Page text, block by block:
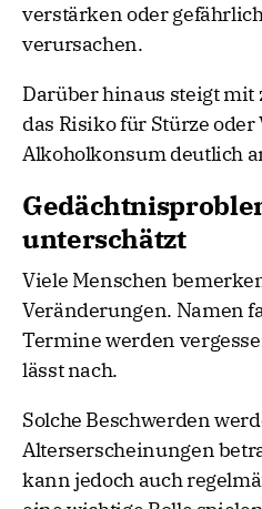
verstärken oder
verursachen.
Darüber hinaus steigt
das Risiko für Stürze
Alkoholkonsum deutlich
unterschätzt
Viele Menschen
Veränderungen. Namen
Termine werden
lässt nach.
Solche Beschwerden
Alterserscheinungen
kann jedoch auch